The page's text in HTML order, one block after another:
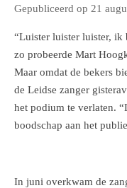
Gepubliceerd op 21
“Luister luister luister, ik
zo probeerde Mart
Maar omdat de bekers
de Leidse zanger
het podium te verlaten.
boodschap aan het
In juni overkwam de